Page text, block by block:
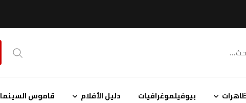
بيوفيلموغرافيات دليل الأفلام قاموس